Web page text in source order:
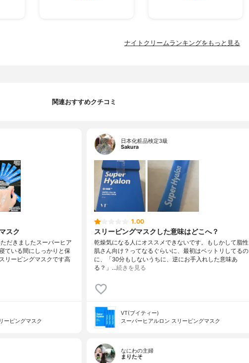
ナイトクリームランキングをもっと見る
関連おすすめクチコミ
スク
だきましたスーパーヒア
ている間にしっかりと保
リーピングマスクです高
ーピングマスク
日本化粧品検定3級
Sakura
1.00
スリーピングマスクした意味はどこへ？
乾燥気になる人にオススメできないです。もしかして脂性
肌さん向け？ってなるぐらいに、最初はベットリしてるの
に、「30分もしないうちに、逆にお手入れした意味あ
る？」…続きを見る
VT(ブイティー)
スーパーヒアルロン スリーピングマスク
なにわの主婦
まりたそ